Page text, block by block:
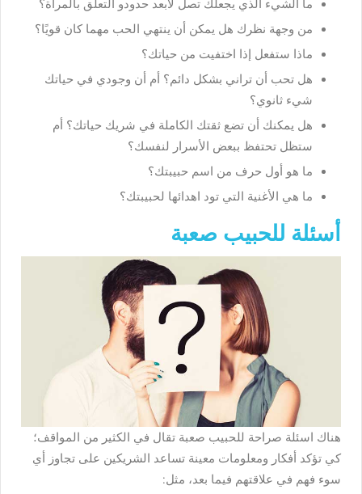
ما الشيء الذي يجعلك تصل لأبعد حدودو التعلق بالمرأة؟
من وجهة نظرك هل يمكن أن ينتهي الحب مهما كان قويًا؟
ماذا ستفعل إذا اختفيت من حياتك؟
هل تحب أن تراني بشكل دائم؟ أم أن وجودي في حياتك
شيء ثانوي؟
هل يمكنك أن تضع ثقتك الكاملة في شريك حياتك؟ أم
ستظل تحتفظ ببعض الأسرار لنفسك؟
ما هو أول حرف من اسم حبيبتك؟
ما هي الأغنية التي تود اهدائها لحبيبتك؟
أسئلة للحبيب صعبة
هناك اسئلة صراحة للحبيب صعبة تقال في الكثير من المواقف؛
كي تؤكد أفكار ومعلومات معينة تساعد الشريكين على تجاوز أي
سوء فهم في علاقتهم فيما بعد، مثل: